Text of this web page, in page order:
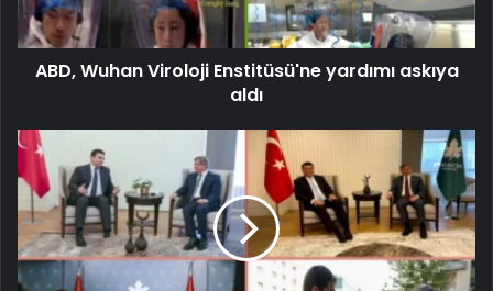
ABD, Wuhan Viroloji Enstitüsü'ne yardımı askıya
aldı